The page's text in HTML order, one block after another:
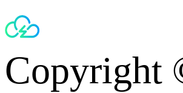
Copyright